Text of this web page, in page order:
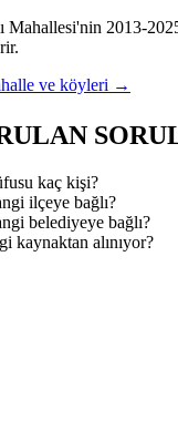
Mahallesi'nin 2013-
ve köyleri →
kaç kişi?
ilçeye bağlı?
belediyeye bağlı?
kaynaktan alınıyor?